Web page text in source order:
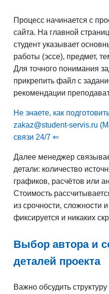
Процесс начинается с
сайта. На главной
студент указывает
работы (эссе), предмет,
Для точного понимания
прикрепить файл с
рекомендации
Не знаете, как
zakaz@student-servis.ru
связи 24/7 ⇐
Далее менеджер
детали: количество
графиков, расчётов или
Стоимость
из срочности, сложности
фиксируется и никаких
Выбор автора и
деталей проекта
Важно обсудить